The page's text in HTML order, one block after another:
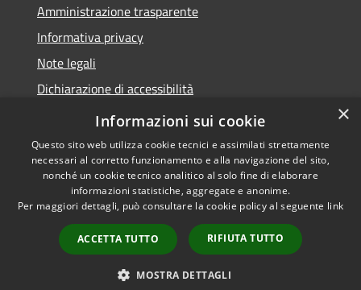
Amministrazione trasparente
Informativa privacy
Note legali
Dichiarazione di accessibilità
Link app municipium
Accessibilità
Copyright © 2026 • Comune di
Bardolino • Powered by
Municipium•
Accesso
redazione
×
Informazioni sui cookie
Questo sito web utilizza cookie tecnici e assimilati strettamente
necessari al corretto funzionamento e alla navigazione del sito,
nonché un cookie tecnico analitico al solo fine di elaborare
informazioni statistiche, aggregate e anonime.
Per maggiori dettagli, può consultare la cookie policy al seguente link
ACCETTA TUTTO RIFIUTA TUTTO
MOSTRA DETTAGLI